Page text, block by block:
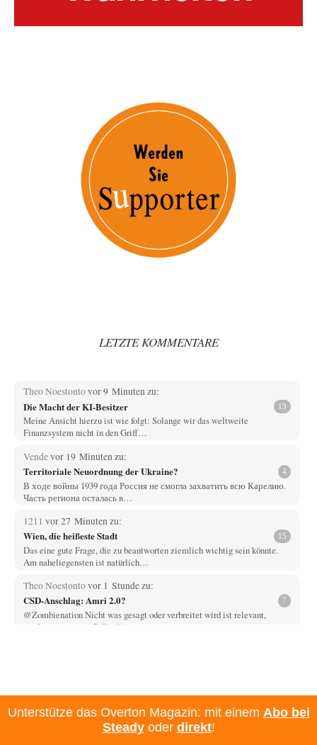
LETZTE KOMMENTARE
Theo Noestontovor 9 Minuten zu:
Die Macht der KI-Besitzer 13
Meine Ansicht hierzu ist wie folgt: Solange wir das weltweite
Finanzsystem nicht in den Griff…
Vendevor 19 Minuten zu:
Territoriale Neuordnung der Ukraine? 4
В ходе войны 1939 года Россия не смогла захватить всю Карелию.
Часть региона осталась в…
1211 vor 27 Minuten zu:
Wien, die heißeste Stadt 15
Das eine gute Frage, die zu beantworten ziemlich wichtig sein könnte.
Am naheliegensten ist natürlich…
Theo Noestontovor 1 Stunde zu:
CSD-Anschlag: Amri 2.0? 7
@Zombienation Nicht was gesagt oder verbreitet wird ist relevant,
sondern wer es tut. Selbst hier…
Theo Noestontovor 1 Stunde zu:
Statt Dunkelflaute eher Hitze-Blackout wegen
OVERTON @ YOUTUBE
Unterstütze das Overton Magazin: mit einem Abo bei
Steadyoder direkt!